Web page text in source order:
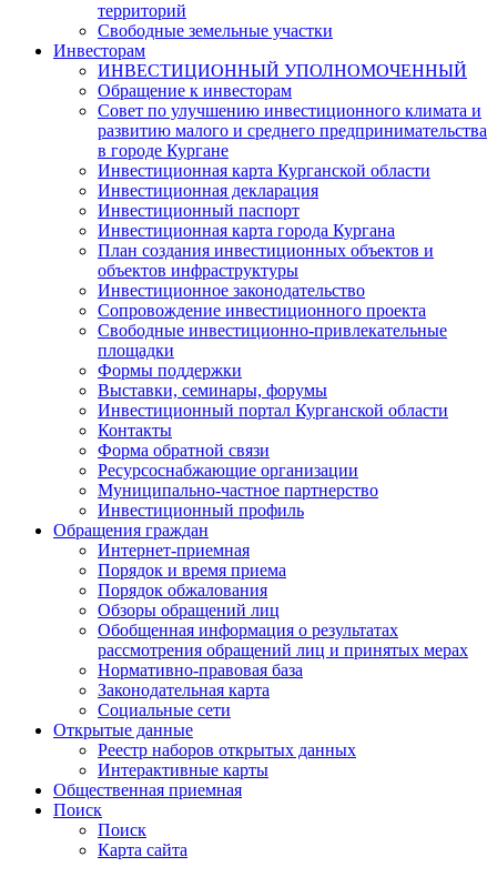
территорий
Свободные земельные участки
Инвесторам
ИНВЕСТИЦИОННЫЙ УПОЛНОМОЧЕННЫЙ
Обращение к инвесторам
Совет по улучшению инвестиционного климата и
развитию малого и среднего предпринимательства
в городе Кургане
Инвестиционная карта Курганской области
Инвестиционная декларация
Инвестиционный паспорт
Инвестиционная карта города Кургана
План создания инвестиционных объектов и
объектов инфраструктуры
Инвестиционное законодательство
Сопровождение инвестиционного проекта
Свободные инвестиционно-привлекательные
площадки
Формы поддержки
Выставки, семинары, форумы
Инвестиционный портал Курганской области
Контакты
Форма обратной связи
Ресурсоснабжающие организации
Муниципально-частное партнерство
Инвестиционный профиль
Обращения граждан
Интернет-приемная
Порядок и время приема
Порядок обжалования
Обзоры обращений лиц
Обобщенная информация о результатах
рассмотрения обращений лиц и принятых мерах
Нормативно-правовая база
Законодательная карта
Социальные сети
Открытые данные
Реестр наборов открытых данных
Интерактивные карты
Общественная приемная
Поиск
Поиск
Карта сайта